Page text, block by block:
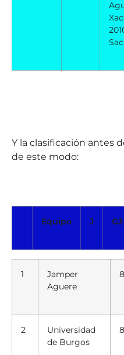
Y la clasificación antes
de este modo:
Equipo J G3
1
Jamper
Aguere
8
2
Universidad
de Burgos
8